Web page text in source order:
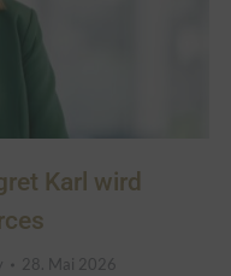
Karl wird
28. Mai 2026